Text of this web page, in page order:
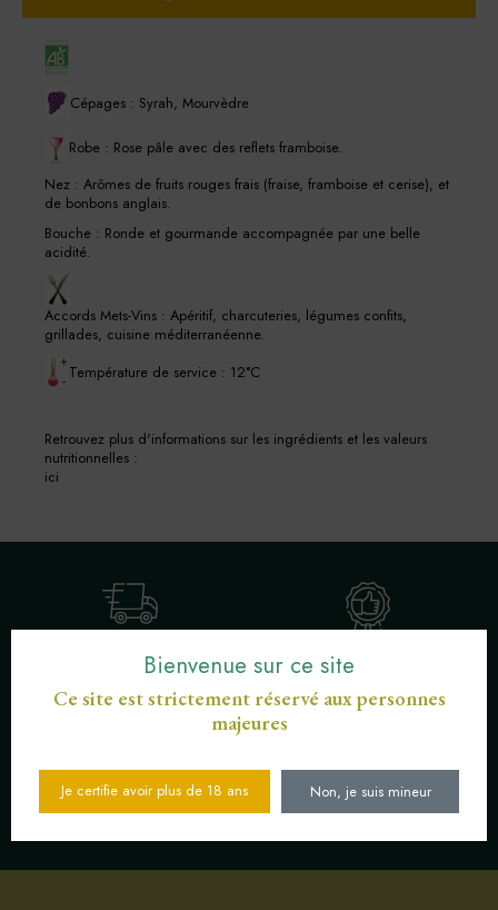
Cépages : Syrah, Mourvèdre
Robe : Rose pâle avec des reflets framboise.
Nez : Arômes de fruits rouges frais (fraise, framboise et cerise), et
de bonbons anglais.
Bouche : Ronde et gourmande accompagnée par une belle
acidité.
Accords Mets-Vins : Apéritif, charcuteries, légumes confits,
grillades, cuisine méditerranéenne.
Température de service : 12°C
Retrouvez plus d'informations sur les ingrédients et les valeurs
nutritionnelles :
ici
LIVRAISON OFFERTE POUR LES
COMMANDES SUPÉRIEURES À 30 ENGAGEMENT SERVICE DE
PROXIMITÉ
SERVICE CLIENT AU
Bienvenue sur ce site
Ce site est strictement réservé aux personnes
majeures
Je certifie avoir plus de 18 ans Non, je suis mineur